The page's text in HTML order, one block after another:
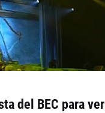
del BEC para ver